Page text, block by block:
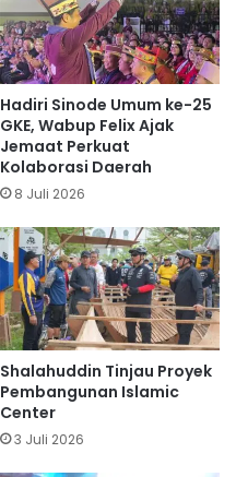
Hadiri Sinode Umum ke-25
GKE, Wabup Felix Ajak
Jemaat Perkuat
Kolaborasi Daerah
8 Juli 2026
Shalahuddin Tinjau Proyek
Pembangunan Islamic
Center
3 Juli 2026